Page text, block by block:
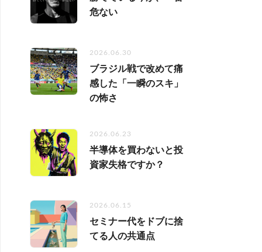
危ない
2026.06.30
ブラジル戦で改めて痛
感した「一瞬のスキ」
の怖さ
2026.06.23
半導体を買わないと投
資家失格ですか？
2026.06.15
セミナー代をドブに捨
てる人の共通点